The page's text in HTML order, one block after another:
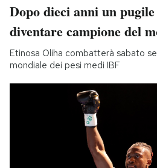
Dopo dieci anni un
diventare campione del
Etinosa Oliha combatterà sabato
mondiale dei pesi medi IBF